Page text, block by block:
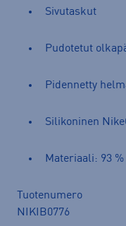
Sivutaskut
Pudotetut
Pidennetty
Silikoninen
Materiaali: 93
Tuotenumero
NIKIB0776